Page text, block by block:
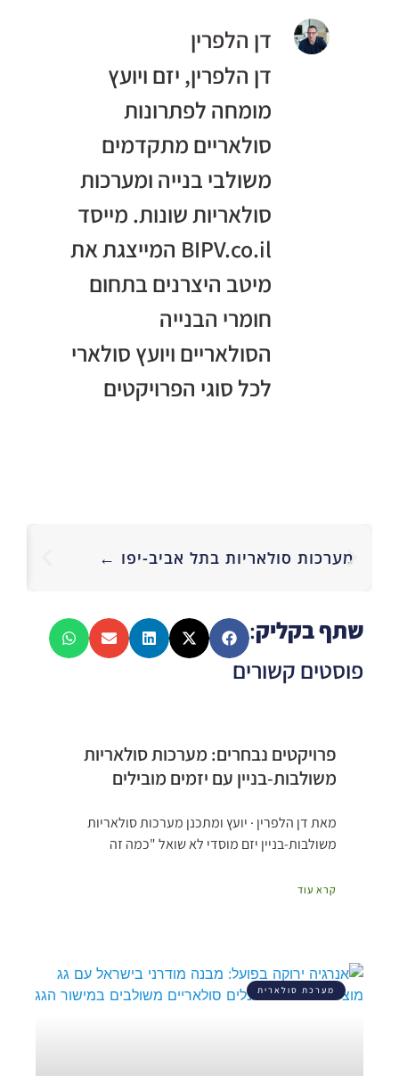
דן הלפרין
דן הלפרין, יזם ויועץ
מומחה לפתרונות
סולאריים מתקדמים
משולבי בנייה ומערכות
סולאריות שונות. מייסד
BIPV.co.il המייצגת את
מיטב היצרנים בתחום
חומרי הבנייה
הסולאריים ויועץ סולארי
לכל סוגי הפרויקטים
מערכות סולאריות בתל אביב-יפו ←
שתף בקליק:
פוסטים קשורים
פרויקטים נבחרים: מערכות סולאריות
משולבות-בניין עם יזמים מובילים
מאת דן הלפרין · יועץ ומתכנן מערכות סולאריות
משולבות-בניין יזם מוסדי לא שואל "כמה זה
קרא עוד
מערכת סולארית